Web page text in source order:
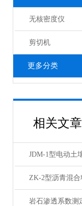
无核密度仪
剪切机
更多分类
相关文章